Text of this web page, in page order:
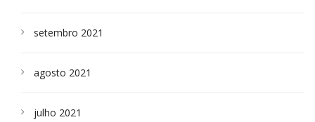
setembro 2021
agosto 2021
julho 2021